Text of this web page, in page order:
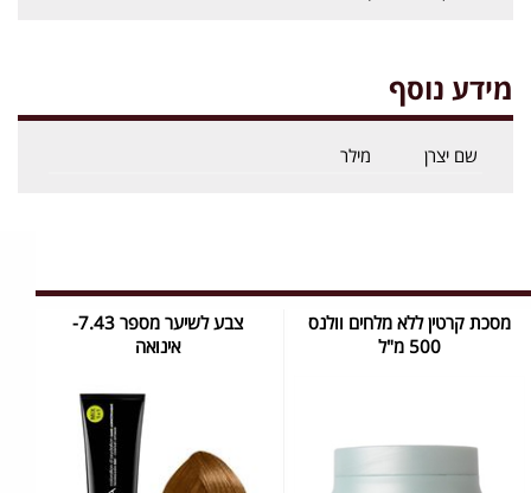
מידע נוסף
שם יצרן מילר
מסכת קרטין ללא מלחים וולנס
500 מ"ל
צבע לשיער מספר 7.43-
אינואה